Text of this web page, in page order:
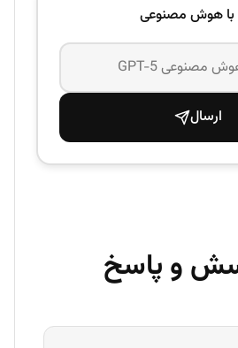
با هوش مصنوعی
ارسال
و پاسخ